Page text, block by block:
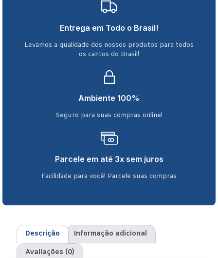
Entrega em Todo o Brasil!
Levamos a qualidade dos nossos produtos para todos
os cantos do Brasil!
Ambiente 100%
Seguro para suas compras online!
Parcele em até 3x sem juros
Facilidade para você! Parcele suas compras
Descrição Informação adicional
Avaliações (0)